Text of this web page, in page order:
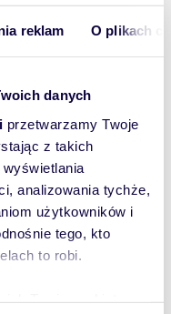
reklam O plikach
danych
przetwarzamy Twoje
z takich
analizowania tychże,
użytkowników i
tego, kto
to robi.
telefon